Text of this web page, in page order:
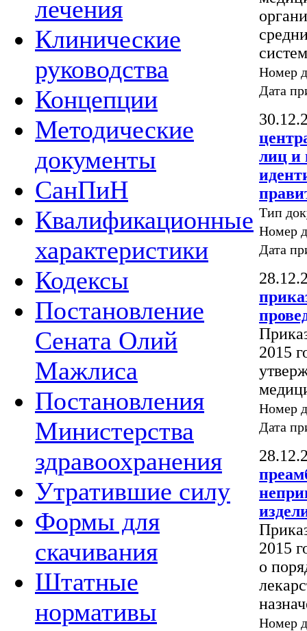
лечения
Клинические
руководства
Концепции
Методические
документы
СанПиН
Квалификационные
характеристики
Кодексы
Постановление
Сената Олий
Мажлиса
Постановления
Министерства
здравоохранения
Утратившие силу
Формы для
скачивания
Штатные
нормативы
Номер
Дата
лиц и
Тип
Номер
Дата
2015
Номер
Дата
2015
о
Номер